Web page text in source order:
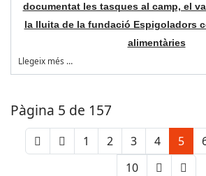
documentat les tasques al camp, el
la lluita de la fundació Espigoladors
alimentàries
Llegeix més …
Pàgina 5 de 157
1 2 3 4 5
10